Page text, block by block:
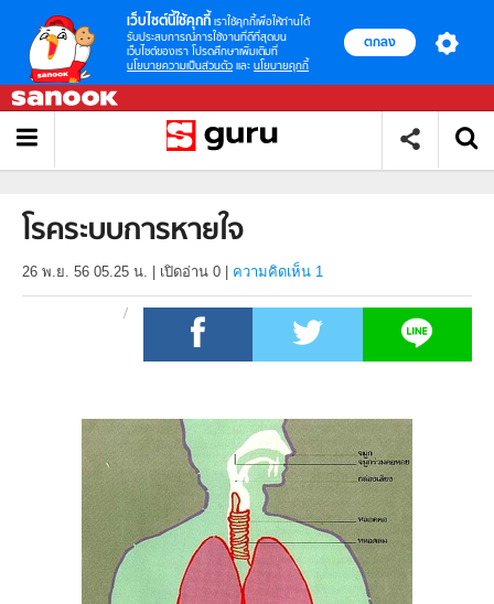
เว็บไซต์นี้ใช้คุกกี้ เราใช้คุกกี้เพื่อให้ท่านได้
รับประสบการณ์การใช้งานที่ดีที่สุดบน
เว็บไซต์ของเรา โปรดศึกษาเพิ่มเติมที่
นโยบายความเป็นส่วนตัว และ นโยบายคุกกี้
ตกลง
โรคระบบการหายใจ
26 พ.ย. 56 05.25 น. เปิดอ่าน 0 ความคิดเห็น 1